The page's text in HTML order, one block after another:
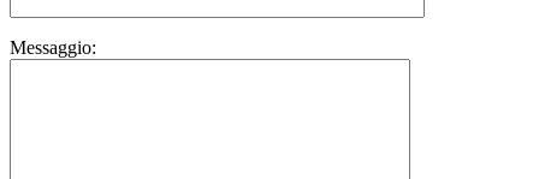
Messaggio: